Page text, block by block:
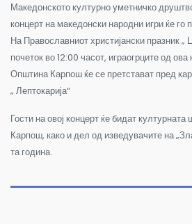
Македонското културно уметничко
концерт на македонски народни игри ќе го
На Православниот христијански празник „
почеток во 12:00 часот, играогрците од
Општина Карпош ќе се претстават пред
„ Лептокарија“
Гости на овој концерт ќе бидат
Карпош, како и дел од изведувачите на
та година.